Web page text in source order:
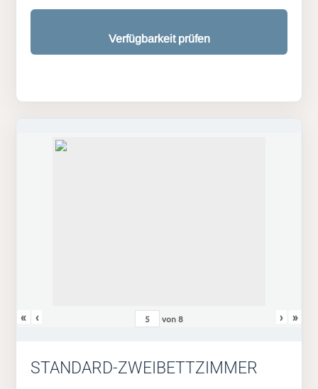
Verfügbarkeit prüfen
« ‹ von8 › »
STANDARD-ZWEIBETTZIMMER